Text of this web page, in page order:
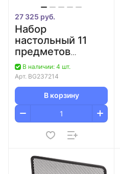
27 325 руб.
Набор
настольный 11
предметов
черное дерево
"Platon" BESTAR
В наличии: 4 шт.
Арт. BG237214
В корзину